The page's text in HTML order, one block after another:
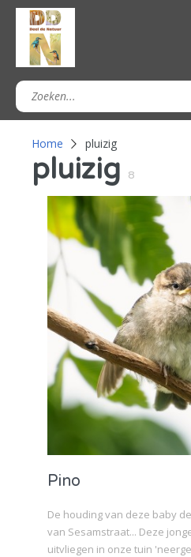
Home pluizig
pluizig 8
Pino
De houding van deze baby
van Sesamstraat... Deze
uitvliegen in onze tuin